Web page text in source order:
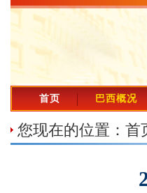
首页 巴西概况
您现在的位置： 首